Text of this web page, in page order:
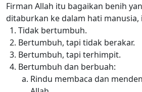
Firman Allah itu bagaikan benih
ditaburkan ke dalam hati manusia,
Tidak bertumbuh.
Bertumbuh, tapi tidak berakar.
Bertumbuh, tapi terhimpit.
Bertumbuh dan berbuah:
Rindu membaca dan